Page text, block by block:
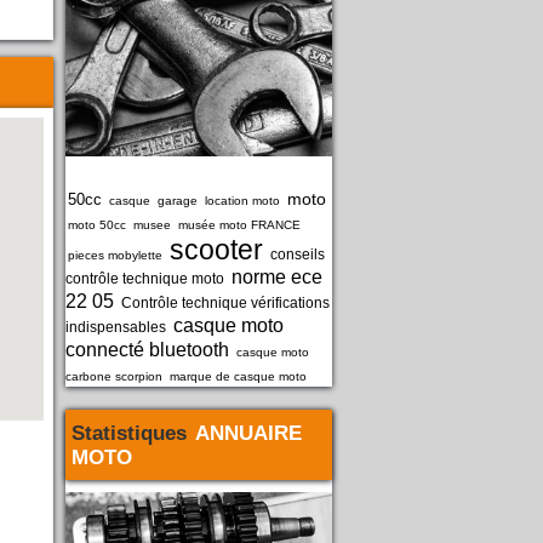
50cc casque garage location moto moto
moto 50cc musee musée moto FRANCE
pieces mobylette scooter conseils
contrôle technique moto norme ece
22 05 Contrôle technique vérifications
indispensables casque moto
connecté bluetooth
casque moto
carbone scorpion
marque de casque moto
Statistiques ANNUAIRE
MOTO